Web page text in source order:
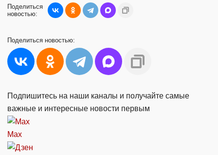
Поделиться
новостью:
Поделиться новостью:
Подпишитесь на наши каналы и получайте самые
важные и интересные новости первым
Max